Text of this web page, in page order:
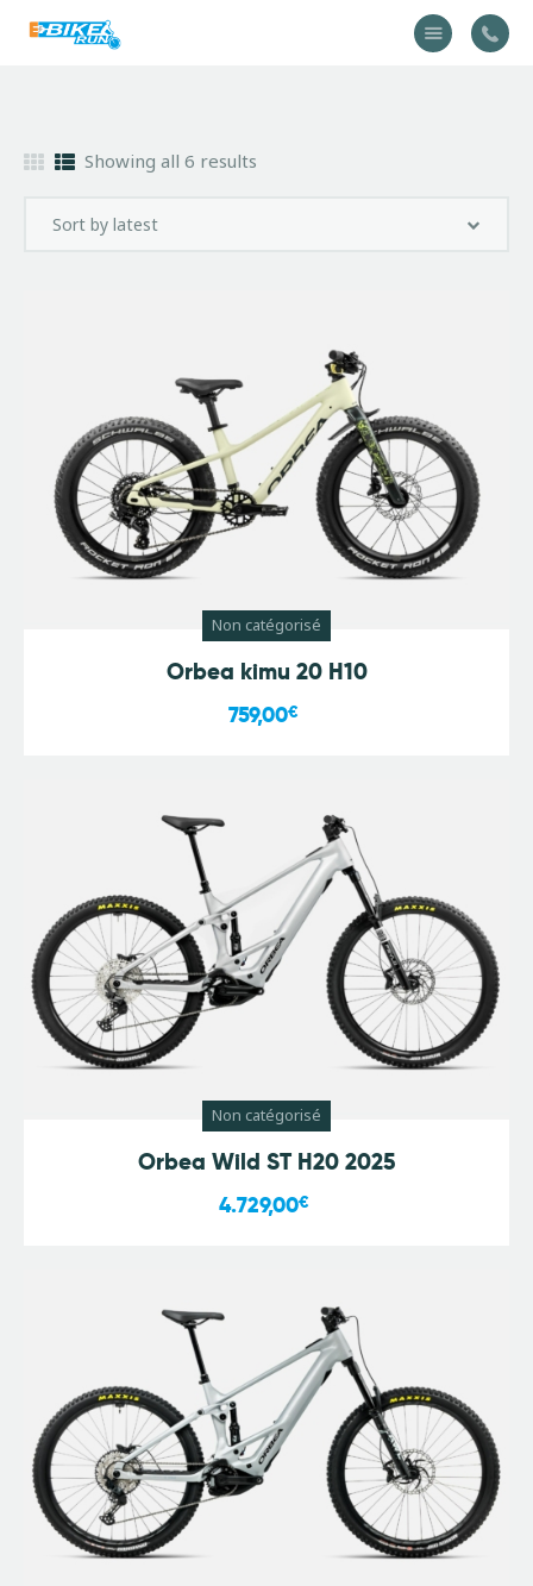
Vélo
Équipement
Showing all 6 results
Non catégorisé
Orbea kimu 20 H10
759,00€
Non catégorisé
Orbea Wild ST H20 2025
4.729,00€